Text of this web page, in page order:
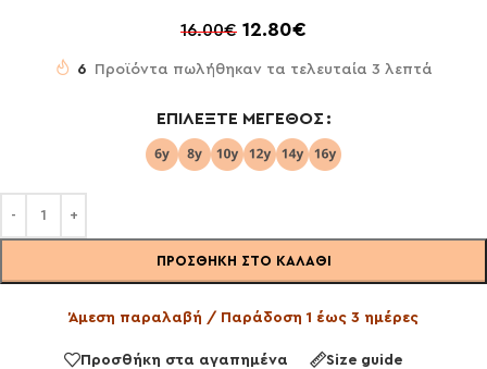
16.00€ 12.80€
6 Προϊόντα πωλήθηκαν τα τελευταία 3 λεπτά
ΕΠΙΛΈΞΤΕ ΜΈΓΕΘΟΣ
ΠΡΟΣΘΉΚΗ ΣΤΟ ΚΑΛΆΘΙ
Άμεση παραλαβή / Παράδοση 1 έως 3 ημέρες
Προσθήκη στα αγαπημένα Size guide